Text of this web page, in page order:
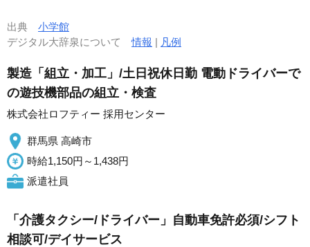
出典 小学館
デジタル大辞泉について情報 | 凡例
製造「組立・加工」/土日祝休日勤 電動ドライバーで
の遊技機部品の組立・検査
株式会社ロフティー 採用センター
群馬県 高崎市
時給1,150円～1,438円
派遣社員
「介護タクシー/ドライバー」自動車免許必須/シフト
相談可/デイサービス